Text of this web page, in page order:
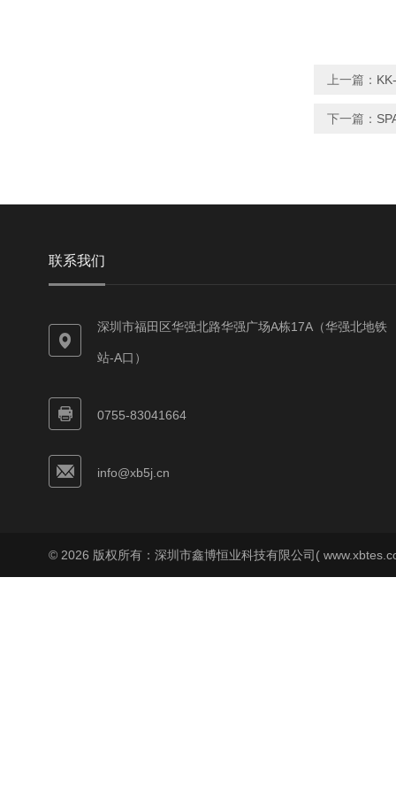
上一篇：
下一篇：
联系我们
深圳市福田区华强北路华强广场A栋17A（华强北地铁
站-A口）
0755-83041664
info@xb5j.cn
© 2026 版权所有：深圳市鑫博恒业科技有限公司(